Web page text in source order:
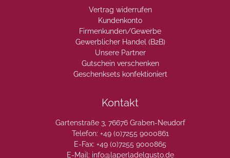
Vertrag widerrufen
Kundenkonto
Firmenkunden/Gewerbe
Gewerblicher Handel (B2B)
Unsere Partner
Gutschein verschenken
Geschenksets konfektioniert
Kontakt
Gartenstraße 3, 76676 Graben-Neudorf
Telefon: +49 (0)7255 9000861
E-Fax: +49 (0)7255 9000865
E-Mail: info@laperladelgusto.de